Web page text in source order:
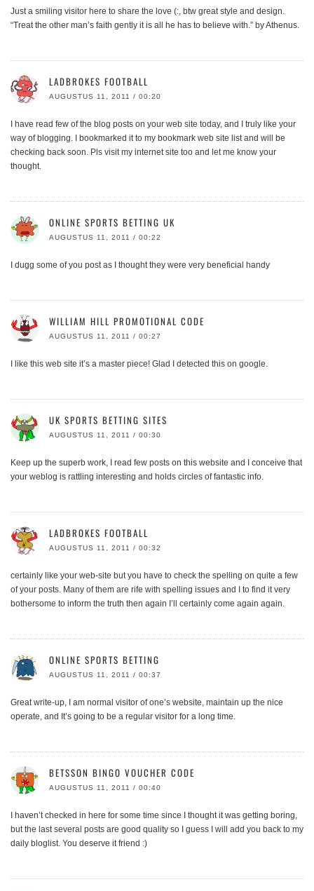
Just a smiling visitor here to share the love (:, btw great style and design.
“Treat the other man’s faith gently it is all he has to believe with.” by Athenus.
LADBROKES FOOTBALL
AUGUSTUS 11, 2011 / 00:20
I have read few of the blog posts on your web site today, and I truly like your
way of blogging. I bookmarked it to my bookmark web site list and will be
checking back soon. Pls visit my internet site too and let me know your
thought.
ONLINE SPORTS BETTING UK
AUGUSTUS 11, 2011 / 00:22
I dugg some of you post as I thought they were very beneficial handy
WILLIAM HILL PROMOTIONAL CODE
AUGUSTUS 11, 2011 / 00:27
I like this web site it’s a master piece! Glad I detected this on google.
UK SPORTS BETTING SITES
AUGUSTUS 11, 2011 / 00:30
Keep up the superb work, I read few posts on this website and I conceive that
your weblog is rattling interesting and holds circles of fantastic info.
LADBROKES FOOTBALL
AUGUSTUS 11, 2011 / 00:32
certainly like your web-site but you have to check the spelling on quite a few
of your posts. Many of them are rife with spelling issues and I to find it very
bothersome to inform the truth then again I’ll certainly come again again.
ONLINE SPORTS BETTING
AUGUSTUS 11, 2011 / 00:37
Great write-up, I am normal visitor of one’s website, maintain up the nice
operate, and It’s going to be a regular visitor for a long time.
BETSSON BINGO VOUCHER CODE
AUGUSTUS 11, 2011 / 00:40
I haven’t checked in here for some time since I thought it was getting boring,
but the last several posts are good quality so I guess I will add you back to my
daily bloglist. You deserve it friend :)